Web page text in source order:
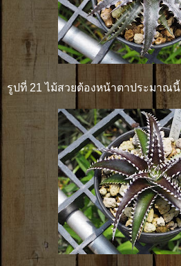
รูปที่ 21 ไม้สวยต้องหน้าตาประมาณนี้